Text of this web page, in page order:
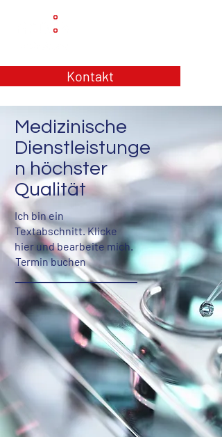
Kontakt
Medizinische
Dienstleistunge
n höchster
Qualität
Ich bin ein
Textabschnitt. Klicke
hier und bearbeite mich.
Termin buchen